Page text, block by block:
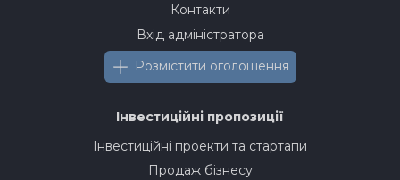
Контакти
Вхід адміністратора
Розмістити оголошення
Інвестиційні пропозиції
Інвестиційні проекти та стартапи
Продаж бізнесу